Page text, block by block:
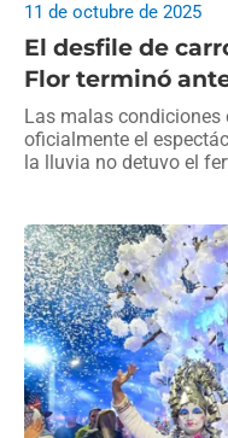
El desfile de
Flor terminó
11 de octubre de 2025
Las malas
oficialmente el
la lluvia no detuvo el